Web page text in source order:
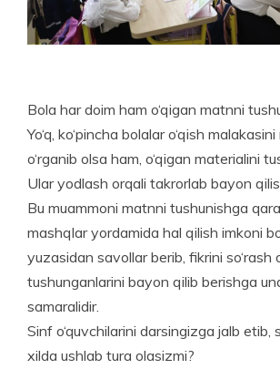
Bola har doim ham o‘qigan matnni
Yo‘q, ko‘pincha bolalar o‘qish
o‘rganib olsa ham, o‘qigan materialini
Ular yodlash orqali takrorlab bayon
Bu muammoni matnni tushunishga
mashqlar yordamida hal qilish imkoni
yuzasidan savollar berib, fikrini so‘rash
tushunganlarini bayon qilib berishga
samaralidir.
Sinf o‘quvchilarini darsingizga jalb etib,
xilda ushlab tura olasizmi?